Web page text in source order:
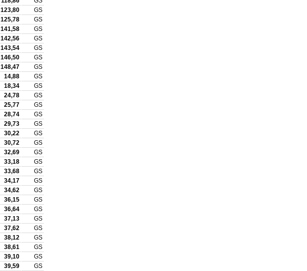
123,80
GS
125,78
GS
141,58
GS
142,56
GS
143,54
GS
146,50
GS
148,47
GS
14,88
GS
18,34
GS
24,78
GS
25,77
GS
28,74
GS
29,73
GS
30,22
GS
30,72
GS
32,69
GS
33,18
GS
33,68
GS
34,17
GS
34,62
GS
36,15
GS
36,64
GS
37,13
GS
37,62
GS
38,12
GS
38,61
GS
39,10
GS
39,59
GS